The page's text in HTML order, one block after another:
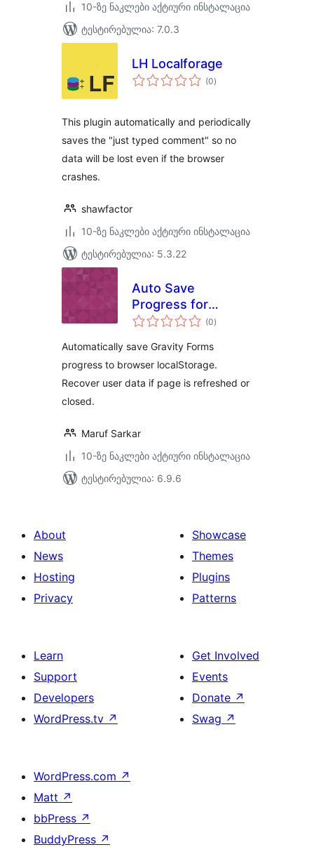
10-ზე ნაკლები აქტიური ინსტალაცია
ტესტირებულია: 7.0.3
LH Localforage
(0საერთო
რეიტინგი
)
This plugin automatically and periodically
saves the "just typed comment" so no
data will be lost even if the browser
crashes.
shawfactor
10-ზე ნაკლები აქტიური ინსტალაცია
ტესტირებულია: 5.3.22
Auto Save
Progress for
Gravity Forms
(0საერთო
რეიტინგი
)
Automatically save Gravity Forms
progress to browser localStorage.
Recover user data if page is refreshed or
closed.
Maruf Sarkar
10-ზე ნაკლები აქტიური ინსტალაცია
ტესტირებულია: 6.9.6
About
News
Hosting
Privacy
Showcase
Themes
Plugins
Patterns
Learn
Support
Developers
WordPress.tv ↗
Get Involved
Events
Donate ↗
Swag ↗
WordPress.com ↗
Matt ↗
bbPress ↗
BuddyPress ↗